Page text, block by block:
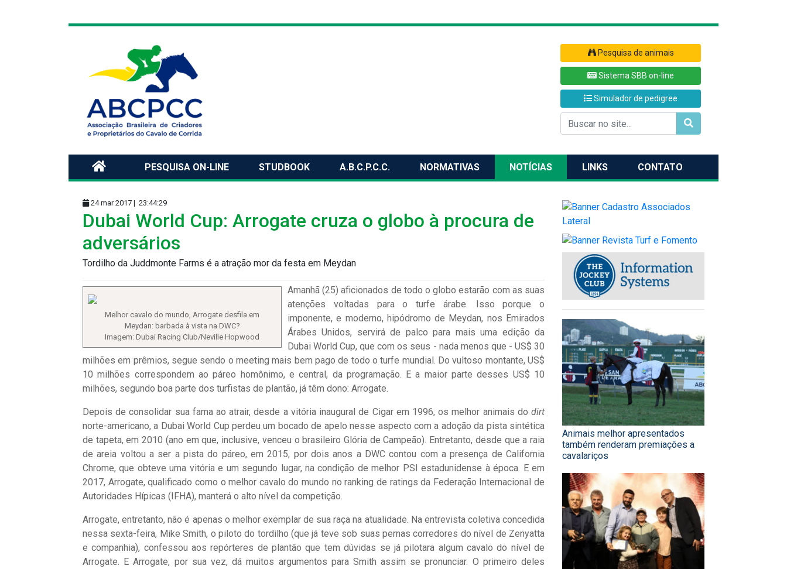
Pesquisa de animais
Sistema SBB on-line
Simulador de pedigree
PESQUISA ON-LINE STUDBOOK A.B.C.P.C.C. NORMATIVAS NOTÍCIAS LINKS CONTATO
24 mar 2017 | 23:44:29
Dubai World Cup: Arrogate cruza o globo à procura de
adversários
Tordilho da Juddmonte Farms é a atração mor da festa em Meydan
Melhor cavalo do mundo, Arrogate desfila em
Meydan: barbada à vista na DWC?
Imagem: Dubai Racing Club/Neville Hopwood
Amanhã (25) aficionados de todo o globo estarão com as suas
atenções voltadas para o turfe árabe. Isso porque o
imponente, e moderno, hipódromo de Meydan, nos Emirados
Árabes Unidos, servirá de palco para mais uma edição da
Dubai World Cup, que com os seus - nada menos que - US$ 30
milhões em prêmios, segue sendo o meeting mais bem pago de todo o turfe mundial. Do vultoso montante, US$
10 milhões correspondem ao páreo homônimo, e central, da programação. E a maior parte desses US$ 10
milhões, segundo boa parte dos turfistas de plantão, já têm dono: Arrogate.
Depois de consolidar sua fama ao atrair, desde a vitória inaugural de Cigar em 1996, os melhor animais do dirt
norte-americano, a Dubai World Cup perdeu um bocado de apelo nesse aspecto com a adoção da pista sintética
de tapeta, em 2010 (ano em que, inclusive, venceu o brasileiro Glória de Campeão). Entretanto, desde que a raia
de areia voltou a ser a pista do páreo, em 2015, por dois anos a DWC contou com a presença de California
Chrome, que obteve uma vitória e um segundo lugar, na condição de melhor PSI estadunidense à época. E em
2017, Arrogate, qualificado como o melhor cavalo do mundo no ranking de ratings da Federação Internacional de
Autoridades Hípicas (IFHA), manterá o alto nível da competição.
Arrogate, entretanto, não é apenas o melhor exemplar de sua raça na atualidade. Na entrevista coletiva concedida
nessa sexta-feira, Mike Smith, o piloto do tordilho (que já teve sob suas pernas corredores do nível de Zenyatta
e companhia), confessou aos repórteres de plantão que tem dúvidas se já pilotara algum cavalo do nível de
Arrogate. E Arrogate, por sua vez, dá muitos argumentos para Smith assim se pronunciar. O primeiro deles
Animais melhor apresentados
também renderam premiações a
cavalariços